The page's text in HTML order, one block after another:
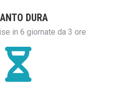
DURA
in 6 giornate da 3 ore